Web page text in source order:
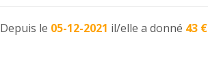
Depuis le 05-12-2021 il/elle a donné 43 €